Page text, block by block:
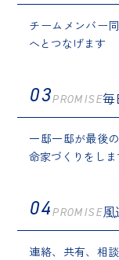
チームメンバー
へとつなげます
03PROMISE毎
一邸一邸が最後
命家づくりをしま
04PROMISE
連絡、共有、相